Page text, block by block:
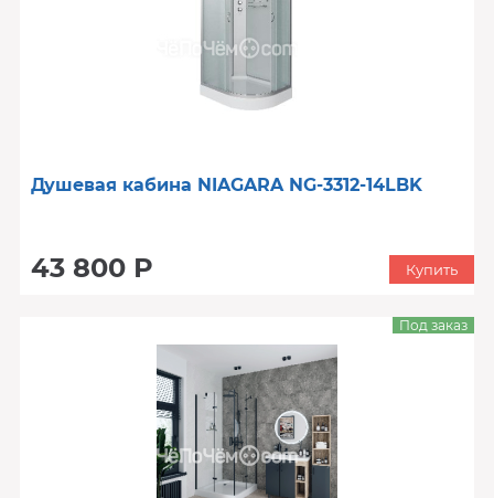
Душевая кабина NIAGARA NG-3312-14LBK
43 800 Р Купить
Под заказ